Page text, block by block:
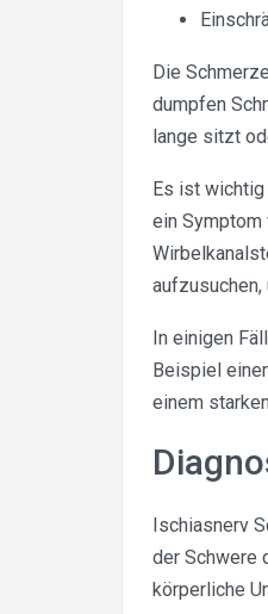
Die
dumpfen
lange sitzt
Es ist wichtig
ein Symptom
aufzusuchen,
In einigen
Beispiel
einem
Ischiasnerv
der Schwere
körperliche